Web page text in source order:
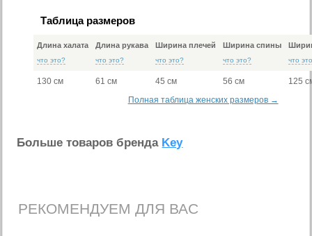
Таблица размеров
Длина халата
что это?
Длина рукава
что это?
Ширина плечей
что это?
Ширина спины
что это? что
130 см 61 см 45 см 56 см
125
Полная таблица женских размеров →
Больше товаров бренда Key
РЕКОМЕНДУЕМ ДЛЯ ВАС